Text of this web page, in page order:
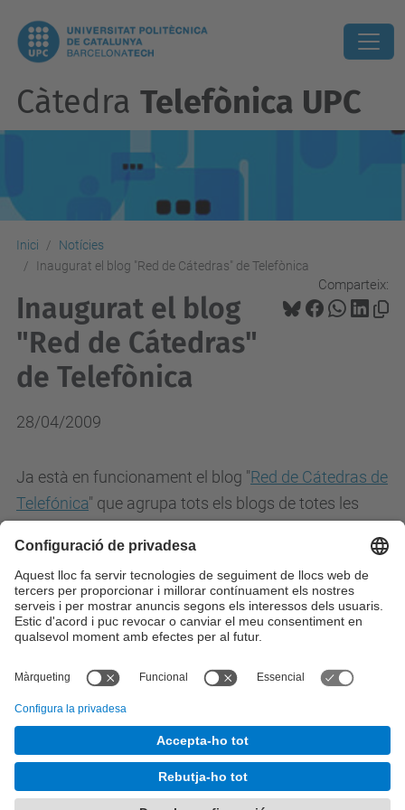
Càtedra Telefònica UPC
Inici
Notícies
Inaugurat el blog "Red de Cátedras" de Telefònica
Comparteix:
Inaugurat el blog
"Red de Cátedras"
de Telefònica
28/04/2009
Ja està en funcionament el blog "Red de Cátedras de
Telefónica" que agrupa tots els blogs de totes les
notícies relacionades amb l'activitat de les diferents
càtedres, així com informació interessant que es
desprenen dels seus àmbits d'estudi.
Càtedra Telefònica UPC.
Desenvolupat amb